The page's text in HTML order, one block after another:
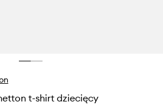
t-shirt dziecięcy